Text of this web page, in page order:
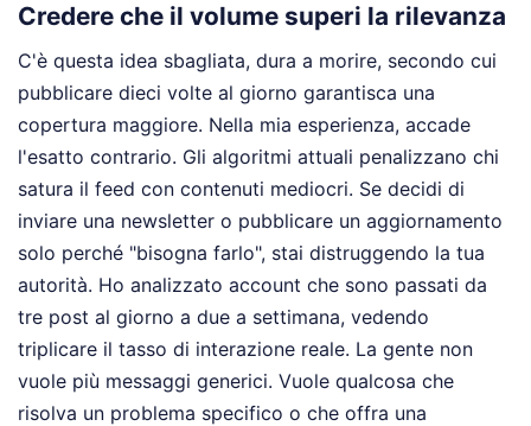
Credere che il volume superi la rilevanza
C'è questa idea sbagliata, dura a morire, secondo cui
pubblicare dieci volte al giorno garantisca una
copertura maggiore. Nella mia esperienza, accade
l'esatto contrario. Gli algoritmi attuali penalizzano chi
satura il feed con contenuti mediocri. Se decidi di
inviare una newsletter o pubblicare un aggiornamento
solo perché "bisogna farlo", stai distruggendo la tua
autorità. Ho analizzato account che sono passati da
tre post al giorno a due a settimana, vedendo
triplicare il tasso di interazione reale. La gente non
vuole più messaggi generici. Vuole qualcosa che
risolva un problema specifico o che offra una